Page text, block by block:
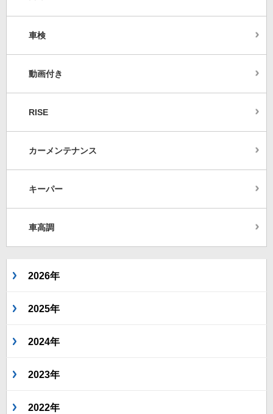
車検
動画付き
RISE
カーメンテナンス
キーパー
車高調
2026年
2025年
2024年
2023年
2022年